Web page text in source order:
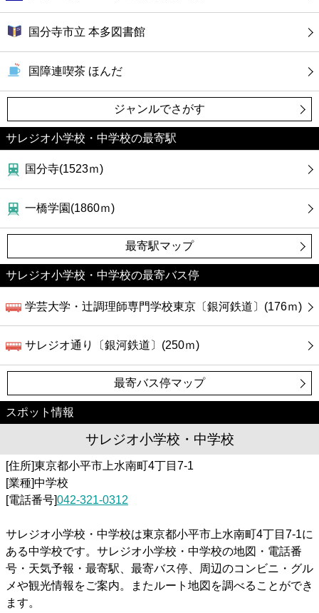
国分寺市立 本多図書館
国障連喫茶 ほんだ
ジャンルでさがす
サレジオ小学校・中学校の最寄駅
国分寺(1523ｍ)
一橋学園(1860ｍ)
最寄駅マップ
サレジオ小学校・中学校の最寄バス停
学芸大学・辻調理師専門学校東京〔銀河鉄道〕(176ｍ)
サレジオ通り〔銀河鉄道〕(250ｍ)
最寄バス停マップ
スポット情報
サレジオ小学校・中学校
[住所]東京都小平市上水南町4丁目7-1
[業種]中学校
[電話番号]042-321-0312
サレジオ小学校・中学校は東京都小平市上水南町4丁目7-1に
ある中学校です。サレジオ小学校・中学校の地図・電話番
号・天気予報・最寄駅、最寄バス停、周辺のコンビニ・グル
メや観光情報をご案内。またルート地図を調べることができ
ます。